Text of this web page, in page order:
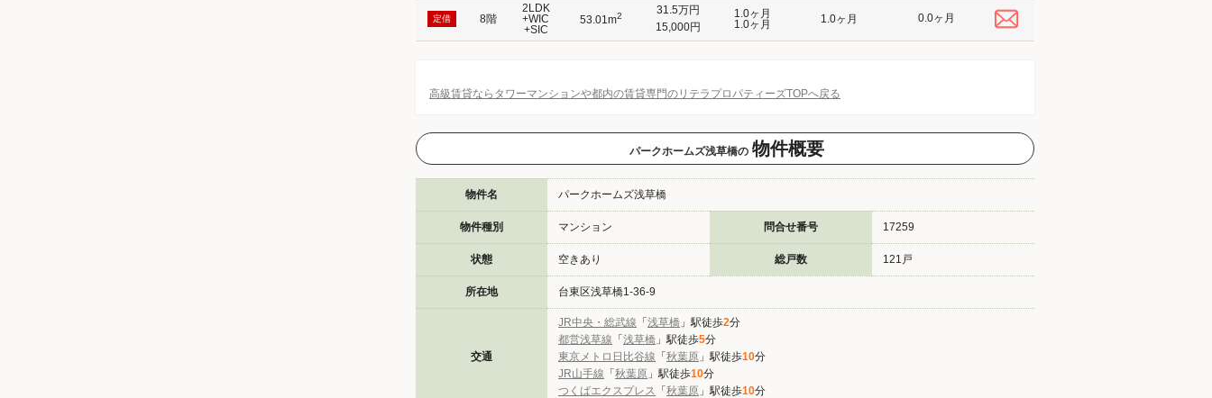
定借
31.5万円
15,000円
1.0ヶ月
1.0ヶ月
1.0ヶ月 0.0ヶ月
8階
2LDK
+WIC
+SIC
53.01m2
高級賃貸ならタワーマンションや都内の賃貸専門のリテラプロパティーズTOPへ戻る
パークホームズ浅草橋の 物件概要
物件名 パークホームズ浅草橋
物件種別 マンション 問合せ番号 17259
状態 空きあり 総戸数 121戸
所在地 台東区浅草橋1-36-9
交通
JR中央・総武線 「浅草橋 」駅徒歩2分
都営浅草線 「浅草橋 」駅徒歩5分
東京メトロ日比谷線 「秋葉原 」駅徒歩10分
JR山手線 「秋葉原 」駅徒歩10分
つくばエクスプレス
「秋葉原 」駅徒歩10分